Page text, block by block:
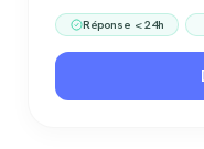
Réponse < 24h